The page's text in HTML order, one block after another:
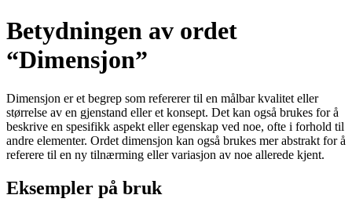
Betydningen av ordet
“Dimensjon”
Dimensjon er et begrep som refererer til en målbar kvalitet eller
størrelse av en gjenstand eller et konsept. Det kan også brukes for å
beskrive en spesifikk aspekt eller egenskap ved noe, ofte i forhold til
andre elementer. Ordet dimensjon kan også brukes mer abstrakt for å
referere til en ny tilnærming eller variasjon av noe allerede kjent.
Eksempler på bruk